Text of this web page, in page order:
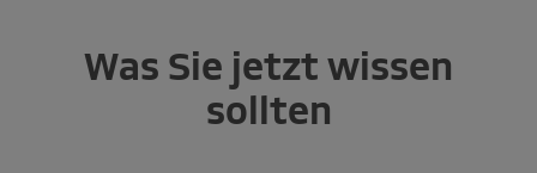
Was Sie jetzt wissen
sollten